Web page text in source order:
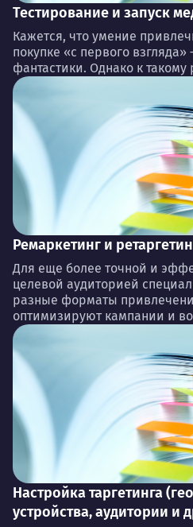
Тестирование и запуск
Кажется, что умение
покупке «с первого
фантастики. Однако к такому
Ремаркетинг и
Для еще более точной и
целевой аудиторией
разные форматы
оптимизируют кампании и
Настройка таргетинга
устройства, аудитории и